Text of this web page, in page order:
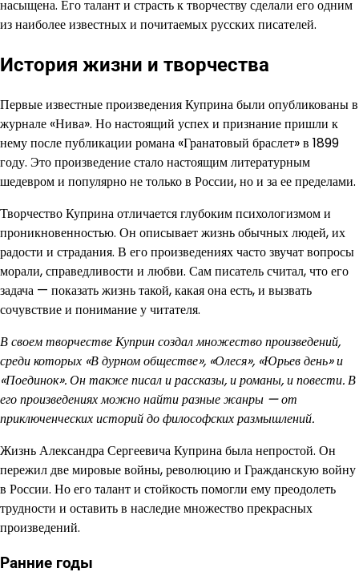
насыщена. Его талант и страсть к творчеству сделали его одним
из наиболее известных и почитаемых русских писателей.
История жизни и творчества
Первые известные произведения Куприна были опубликованы в
журнале «Нива». Но настоящий успех и признание пришли к
нему после публикации романа «Гранатовый браслет» в 1899
году. Это произведение стало настоящим литературным
шедевром и популярно не только в России, но и за ее пределами.
Творчество Куприна отличается глубоким психологизмом и
проникновенностью. Он описывает жизнь обычных людей, их
радости и страдания. В его произведениях часто звучат вопросы
морали, справедливости и любви. Сам писатель считал, что его
задача — показать жизнь такой, какая она есть, и вызвать
сочувствие и понимание у читателя.
В своем творчестве Куприн создал множество произведений,
среди которых «В дурном обществе», «Олеся», «Юрьев день» и
«Поединок». Он также писал и рассказы, и романы, и повести. В
его произведениях можно найти разные жанры — от
приключенческих историй до философских размышлений.
Жизнь Александра Сергеевича Куприна была непростой. Он
пережил две мировые войны, революцию и Гражданскую войну
в России. Но его талант и стойкость помогли ему преодолеть
трудности и оставить в наследие множество прекрасных
произведений.
Ранние годы